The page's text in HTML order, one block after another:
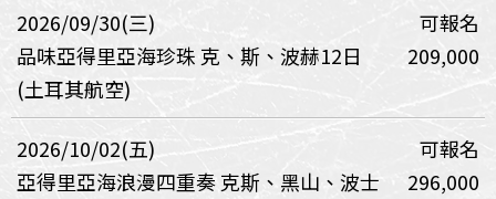
2026/09/30(三)
可報名
品味亞得里亞海珍珠 克、斯、波赫12日
(土耳其航空)
209,000
2026/10/02(五)
可報名
亞得里亞海浪漫四重奏 克斯、黑山、波士
296,000